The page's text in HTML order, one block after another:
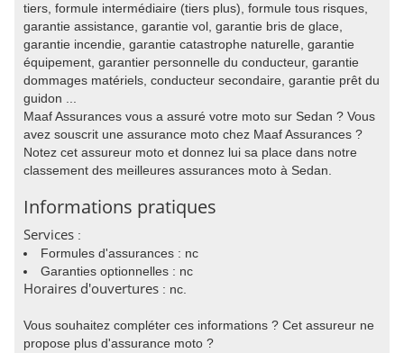
tiers, formule intermédiaire (tiers plus), formule tous risques,
garantie assistance, garantie vol, garantie bris de glace,
garantie incendie, garantie catastrophe naturelle, garantie
équipement, garantier personnelle du conducteur, garantie
dommages matériels, conducteur secondaire, garantie prêt du
guidon ...
Maaf Assurances vous a assuré votre moto sur Sedan ? Vous
avez souscrit une assurance moto chez Maaf Assurances ?
Notez cet assureur moto et donnez lui sa place dans notre
classement des meilleures assurances moto à Sedan.
Informations pratiques
Services :
Formules d'assurances : nc
Garanties optionnelles : nc
Horaires d'ouvertures : nc.
Vous souhaitez compléter ces informations ? Cet assureur ne
propose plus d'assurance moto ?